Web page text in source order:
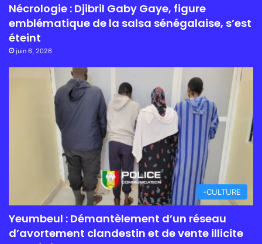
Nécrologie : Djibril Gaby Gaye, figure
emblématique de la salsa sénégalaise, s’est
éteint
juin 6, 2026
-CULTURE
Yeumbeul : Démantèlement d’un réseau
d’avortement clandestin et de vente illicite